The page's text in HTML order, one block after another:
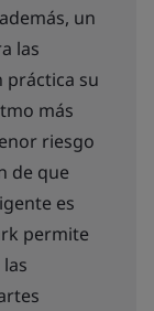
un
las
práctica su
más
riesgo
de que
es
permite